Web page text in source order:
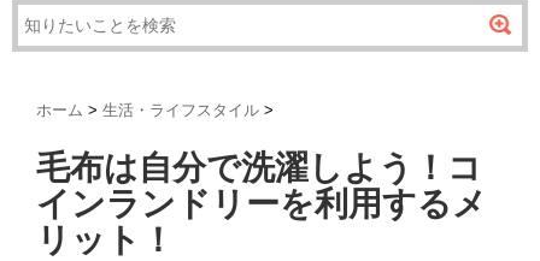
ホーム > 生活・ライフスタイル >
毛布は自分で洗濯しよう！コ
インランドリーを利用するメ
リット！